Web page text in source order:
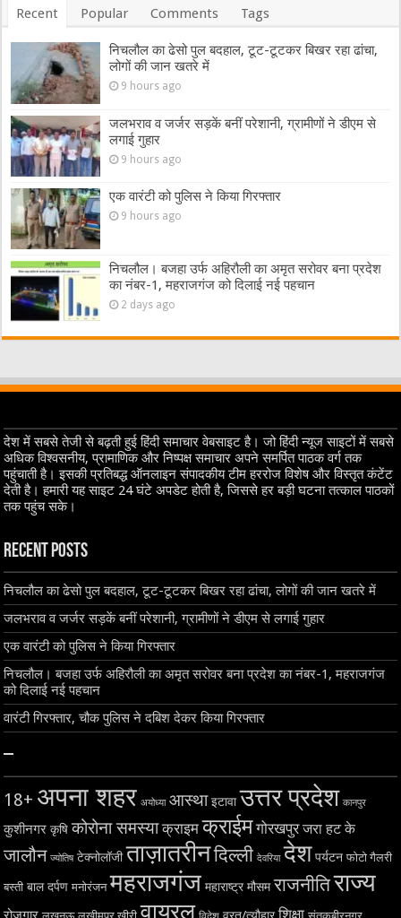
Recent Popular Comments Tags
निचलौल का ढेसो पुल बदहाल, टूट-टूटकर बिखर रहा ढांचा,
लोगों की जान खतरे में
9 hours ago
जलभराव व जर्जर सड़कें बनीं परेशानी, ग्रामीणों ने डीएम से
लगाई गुहार
9 hours ago
एक वारंटी को पुलिस ने किया गिरफ्तार
9 hours ago
निचलौल। बजहा उर्फ अहिरौली का अमृत सरोवर बना प्रदेश
का नंबर-1, महराजगंज को दिलाई नई पहचान
2 days ago
देश में सबसे तेजी से बढ़ती हुई हिंदी समाचार वेबसाइट है। जो हिंदी न्यूज साइटों में सबसे
अधिक विश्वसनीय, प्रामाणिक और निष्पक्ष समाचार अपने समर्पित पाठक वर्ग तक
पहुंचाती है। इसकी प्रतिबद्ध ऑनलाइन संपादकीय टीम हररोज विशेष और विस्तृत कंटेंट
देती है। हमारी यह साइट 24 घंटे अपडेट होती है, जिससे हर बड़ी घटना तत्काल पाठकों
तक पहुंच सके।
Recent Posts
निचलौल का ढेसो पुल बदहाल, टूट-टूटकर बिखर रहा ढांचा, लोगों की जान खतरे में
जलभराव व जर्जर सड़कें बनीं परेशानी, ग्रामीणों ने डीएम से लगाई गुहार
एक वारंटी को पुलिस ने किया गिरफ्तार
निचलौल। बजहा उर्फ अहिरौली का अमृत सरोवर बना प्रदेश का नंबर-1, महराजगंज
को दिलाई नई पहचान
वारंटी गिरफ्तार, चौक पुलिस ने दबिश देकर किया गिरफ्तार
–
18+ अपना शहर अयोध्या आस्था इटावा उत्तर प्रदेश कानपुर
कुशीनगर कृषि कोरोना समस्या क्राइम क्राईम गोरखपुर जरा हट के
जालौन ज्योतिष टेक्नोलॉजी ताज़ातरीनदिल्ली देवरिया देश पर्यटन फोटो गैलरी
बस्ती बाल दर्पण मनोरंजन महराजगंज महाराष्ट्र मौसम राजनीतिराज्य
वायरल